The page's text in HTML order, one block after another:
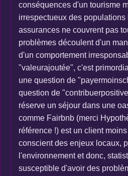
conséquences d'un tourisme
irrespectueux des populations
assurances ne couvrent pas
problèmes découlent d'un
d'un comportement
"valeurajoutée", c'est
une question de
question de
réserve un séjour dans une
comme Fairbnb (merci
référence !) est un client
conscient des enjeux locaux,
l'environnement et donc,
susceptible d'avoir des